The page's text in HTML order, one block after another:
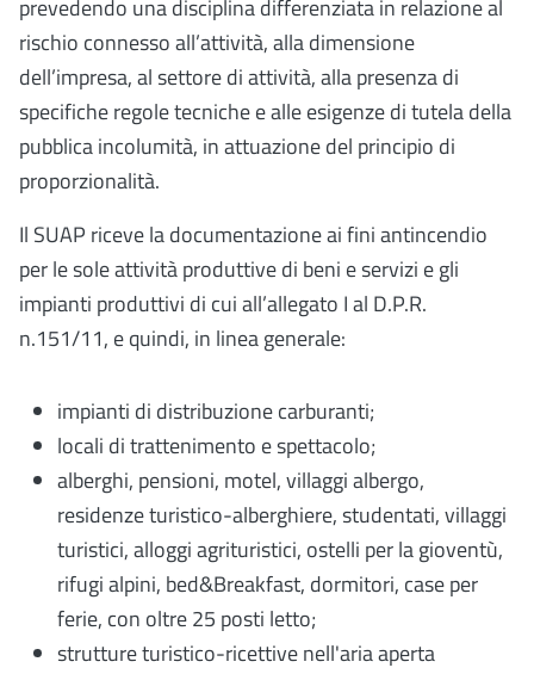
prevedendo una disciplina differenziata in relazione al
rischio connesso all’attività, alla dimensione
dell’impresa, al settore di attività, alla presenza di
specifiche regole tecniche e alle esigenze di tutela della
pubblica incolumità, in attuazione del principio di
proporzionalità.
Il SUAP riceve la documentazione ai fini antincendio
per le sole attività produttive di beni e servizi e gli
impianti produttivi di cui all’allegato I al D.P.R.
n.151/11, e quindi, in linea generale:
impianti di distribuzione carburanti;
locali di trattenimento e spettacolo;
alberghi, pensioni, motel, villaggi albergo,
residenze turistico-alberghiere, studentati, villaggi
turistici, alloggi agrituristici, ostelli per la gioventù,
rifugi alpini, bed&Breakfast, dormitori, case per
ferie, con oltre 25 posti letto;
strutture turistico-ricettive nell'aria aperta